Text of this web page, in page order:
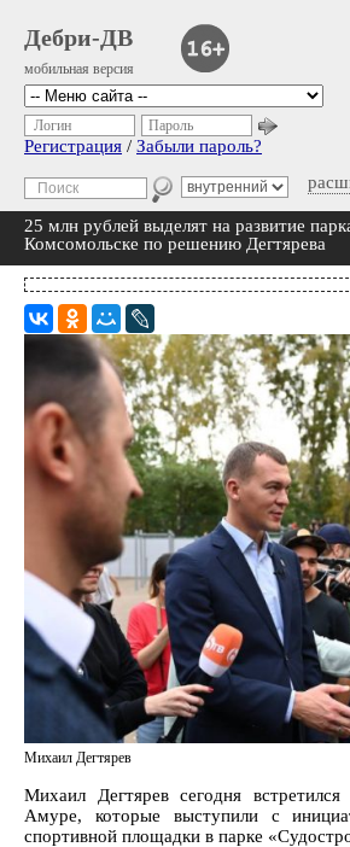
Дебри-ДВ
мобильная версия
Логин Пароль
Регистрация / Забыли пароль?
25 млн рублей выделят на развитие
Комсомольске по решению Дегтярева
Михаил Дегтярев
Михаил Дегтярев сегодня
Амуре, которые выступили с
спортивной площадки в парке